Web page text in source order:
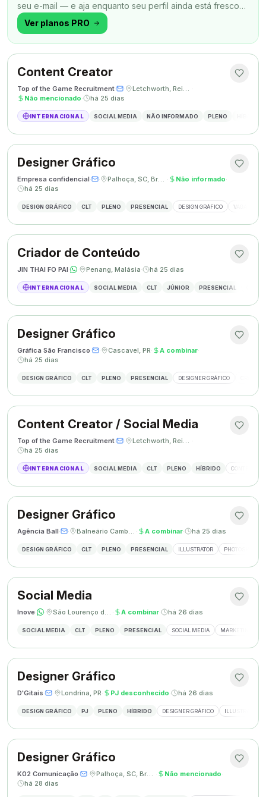
seu e-mail — e aja enquanto seu perfil ainda está fresco
na memória.
Ver planos PRO
Content Creator
Top of the Game Recruitment· · Letchworth, Reino Unido ·
Não mencionado· há 25 dias
INTERNACIONAL SOCIAL MEDIA NÃO INFORMADO PLENO
Designer Gráfico
Empresa confidencial· · Palhoça, SC, Brasil · Não informado·
há 25 dias
DESIGN GRÁFICO CLT PLENO PRESENCIAL DESIGN GRÁFICO VAGA
Criador de Conteúdo
JIN THAI FO PAI· · Penang, Malásia· há 25 dias
INTERNACIONAL SOCIAL MEDIA CLT JÚNIOR PRESENCIAL
Designer Gráfico
Gráfica São Francisco· · Cascavel, PR· A combinar·
há 25 dias
DESIGN GRÁFICO CLT PLENO PRESENCIAL DESIGNER GRÁFICO
Content Creator / Social Media
Top of the Game Recruitment· · Letchworth, Reino Unido ·
há 25 dias
INTERNACIONAL SOCIAL MEDIA CLT PLENO HÍBRIDO CONTENT
Designer Gráfico
Agência Ball· · Balneário Camboriú, SC · A combinar· há 25 dias
DESIGN GRÁFICO CLT PLENO PRESENCIAL ILLUSTRATOR PHOTOSHOP
Social Media
Inove· · São Lourenço do Oeste, SC · A combinar· há 26 dias
SOCIAL MEDIA CLT PLENO PRESENCIAL SOCIAL MEDIA MARKETING
Designer Gráfico
D'Gitais· · Londrina, PR· PJ desconhecido· há 26 dias
DESIGN GRÁFICO PJ PLENO HÍBRIDO DESIGNER GRÁFICO ILLUSTRATOR
Designer Gráfico
K02 Comunicação· · Palhoça, SC, Brasil · Não mencionado·
há 28 dias